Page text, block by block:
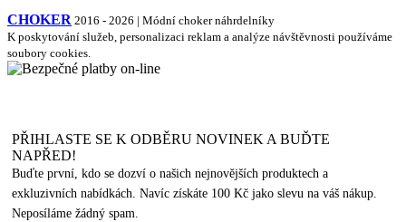
CHOKER 2016 - 2026 | Módní choker náhrdelníky
K poskytování služeb, personalizaci reklam a analýze návštěvnosti používáme
soubory cookies.
PŘIHLASTE SE K ODBĚRU NOVINEK A BUĎTE
NAPŘED!
Buďte první, kdo se dozví o našich nejnovějších produktech a
exkluzivních nabídkách. Navíc získáte 100 Kč jako slevu na váš nákup.
Neposíláme žádný spam.